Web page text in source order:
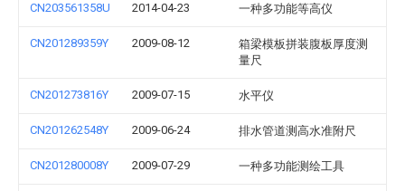
CN203561358U 2014-04-23 一种多功能等高仪
CN201289359Y 2009-08-12
箱梁模板拼装腹板厚度测
量尺
CN201273816Y 2009-07-15 水平仪
CN201262548Y 2009-06-24 排水管道测高水准附尺
CN201280008Y 2009-07-29 一种多功能测绘工具